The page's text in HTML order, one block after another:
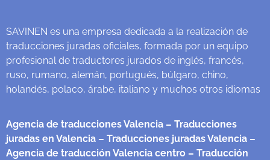
SAVINEN es una empresa dedicada a la realización de
traducciones juradas oficiales, formada por un equipo
profesional de traductores jurados de inglés, francés,
ruso, rumano, alemán, portugués, búlgaro, chino,
holandés, polaco, árabe, italiano y muchos otros idiomas
Agencia de traducciones Valencia – Traducciones
juradas en Valencia – Traducciones juradas Valencia –
Agencia de traducción Valencia centro – Traducción